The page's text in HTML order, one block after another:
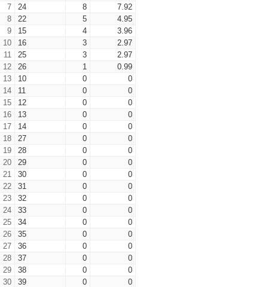
7
24 8
7.92
8
22 5
4.95
9
15 4
3.96
10
16 3
2.97
11
25 3
2.97
12
26 1
0.99
13
10 0
0
14
11 0
0
15
12 0
0
16
13 0
0
17
14 0
0
18
27 0
0
19
28 0
0
20
29 0
0
21
30 0
0
22
31 0
0
23
32 0
0
24
33 0
0
25
34 0
0
26
35 0
0
27
36 0
0
28
37 0
0
29
38 0
0
30
39 0
0